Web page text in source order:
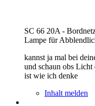
SC 66 20A -
Lampe für
kannst ja mal bei
und schaun obs Licht
ist wie ich denke
Inhalt melden